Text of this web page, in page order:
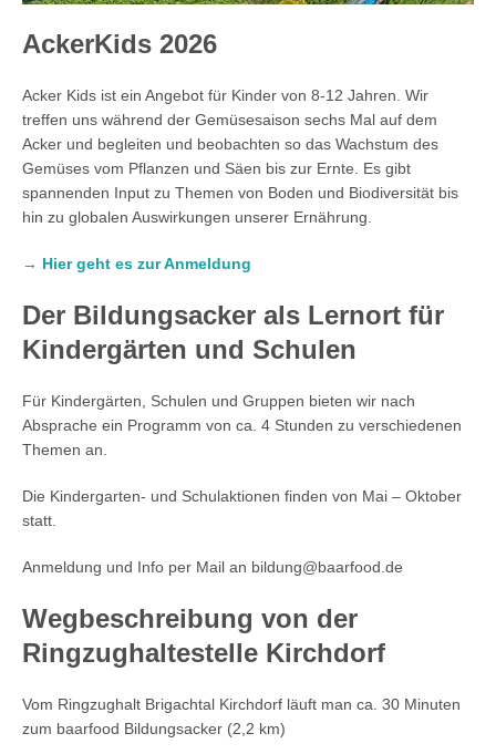
AckerKids 2026
Acker Kids ist ein Angebot für Kinder von 8-12 Jahren. Wir
treffen uns während der Gemüsesaison sechs Mal auf dem
Acker und begleiten und beobachten so das Wachstum des
Gemüses vom Pflanzen und Säen bis zur Ernte. Es gibt
spannenden Input zu Themen von Boden und Biodiversität bis
hin zu globalen Auswirkungen unserer Ernährung.
→ Hier geht es zur Anmeldung
Der Bildungsacker als Lernort für
Kindergärten und Schulen
Für Kindergärten, Schulen und Gruppen bieten wir nach
Absprache ein Programm von ca. 4 Stunden zu verschiedenen
Themen an.
Die Kindergarten- und Schulaktionen finden von Mai – Oktober
statt.
Anmeldung und Info per Mail an bildung@baarfood.de
Wegbeschreibung von der
Ringzughaltestelle Kirchdorf
Vom Ringzughalt Brigachtal Kirchdorf läuft man ca. 30 Minuten
zum baarfood Bildungsacker (2,2 km)